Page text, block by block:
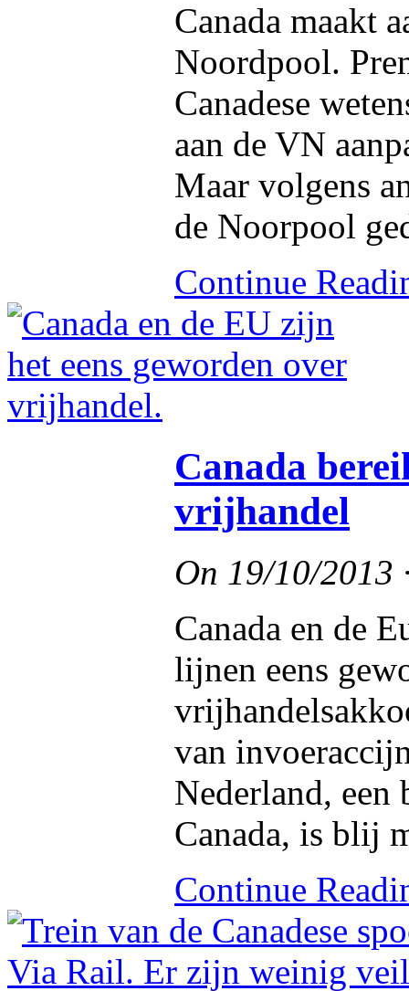
Canada maakt
Noordpool.
Canadese
aan de VN
Maar volgens
de Noorpool
Continue
Canada
vrijhandel
On 19/10/2013
Canada en de
lijnen eens
van
Nederland, een
Canada, is blij
Continue